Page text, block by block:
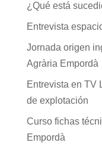
¿Qué está
Entrevista
Jornada origen
Agrària Empordà
Entrevista en TV
de explotación
Curso fichas
Empordà